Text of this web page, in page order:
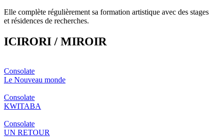
Elle complète régulièrement sa formation artistique avec des stages
et résidences de recherches.
ICIRORI / MIROIR
Consolate
Le Nouveau monde
Consolate
KWITABA
Consolate
UN RETOUR